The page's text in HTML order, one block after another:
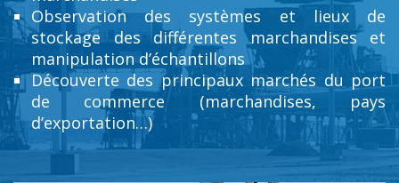
Observation des systèmes et lieux de
stockage des différentes marchandises et
manipulation d’échantillons
Découverte des principaux marchés du port
de commerce (marchandises, pays
d’exportation…)